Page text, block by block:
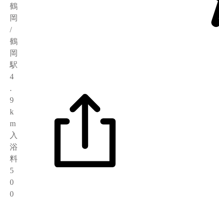
鶴
岡
/
鶴
岡
駅
4
.
9
k
m
入
浴
料
5
0
0